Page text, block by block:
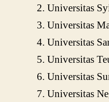
Universitas
Universitas
Universitas
Universitas
Universitas
Universitas